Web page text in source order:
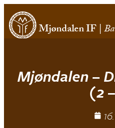
Mjøndalen IF|
Mjøndalen –
(2